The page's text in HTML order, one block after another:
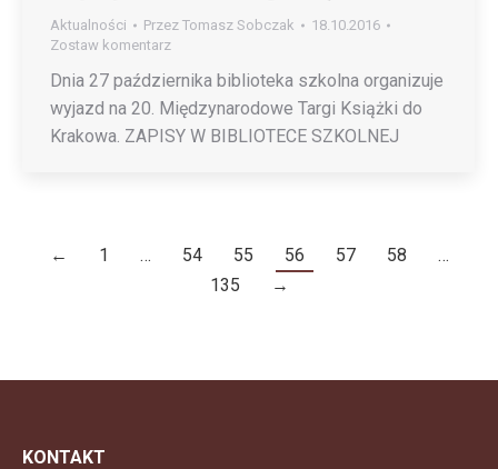
Aktualności Przez Tomasz Sobczak
18.10.2016
Zostaw komentarz
Dnia 27 października biblioteka szkolna organizuje
wyjazd na​ 20. Międzynarodowe Targi Książki do
Krakowa. ZAPISY W BIBLIOTECE SZKOLNEJ
← 1 … 54 55 56 57 58
…
135
→
KONTAKT